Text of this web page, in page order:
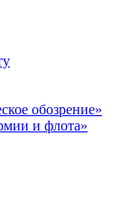
обозрение»
и флота»